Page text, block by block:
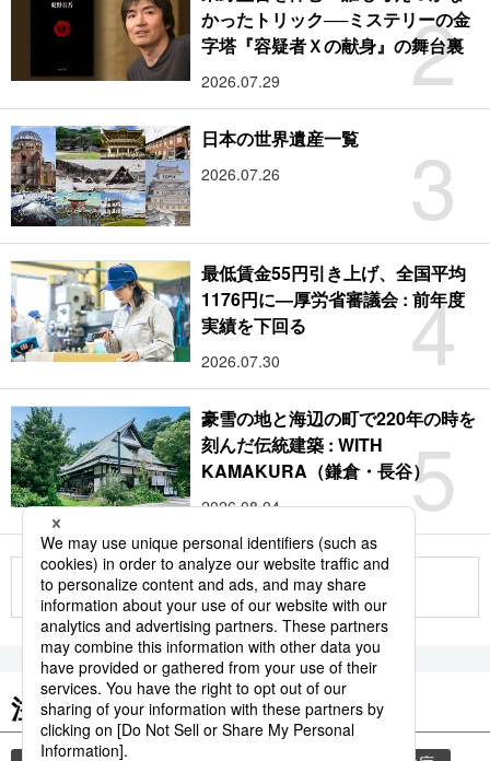
2
かったトリック──ミステリーの金
字塔『容疑者Ｘの献身』の舞台裏
2026.07.29
3
日本の世界遺産一覧
2026.07.26
4
最低賃金55円引き上げ、全国平均
1176円に―厚労省審議会 : 前年度
実績を下回る
2026.07.30
5
豪雪の地と海辺の町で220年の時を
刻んだ伝統建築 : WITH
KAMAKURA（鎌倉・長谷）
2026.08.04
もっと見る
注目のキーワード